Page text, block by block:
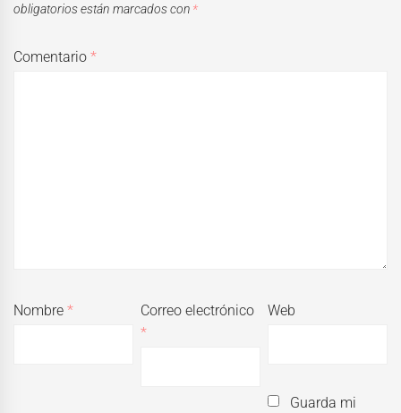
obligatorios están marcados con *
Comentario*
Nombre*
Correo electrónico
*
Web
Guarda mi